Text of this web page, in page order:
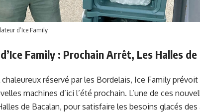
d’Ice Family
Family : Prochain Arrêt, Les Halles de
chaleureux réservé par les Bordelais, Ice Family
machines d’ici l’été prochain. L’une de ces
de Bacalan, pour satisfaire les besoins glacés